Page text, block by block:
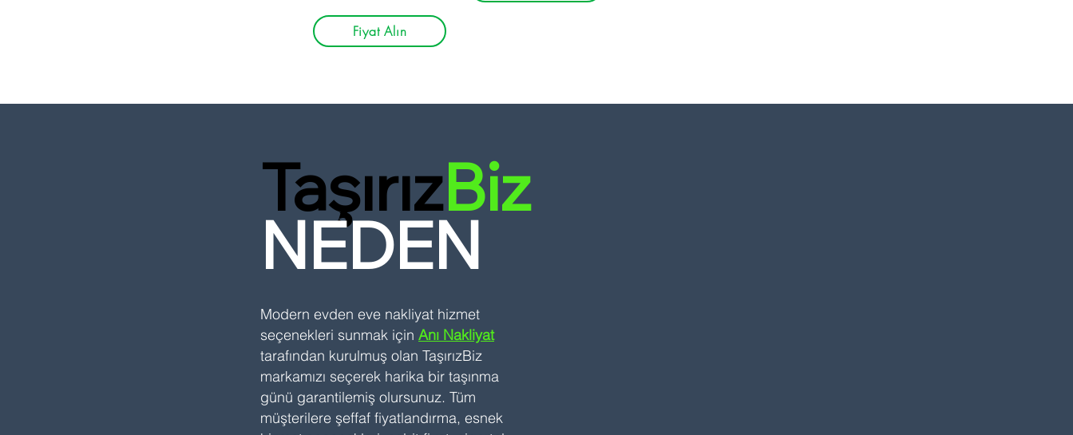
Fiyat Alın
TaşırızBiz
NEDEN
Modern evden eve nakliyat hizmet
seçenekleri sunmak için Anı Nakliyat
tarafından kurulmuş olan TaşırızBiz
markamızı seçerek harika bir taşınma
günü garantilemiş olursunuz. Tüm
müşterilere şeffaf fiyatlandırma, esnek